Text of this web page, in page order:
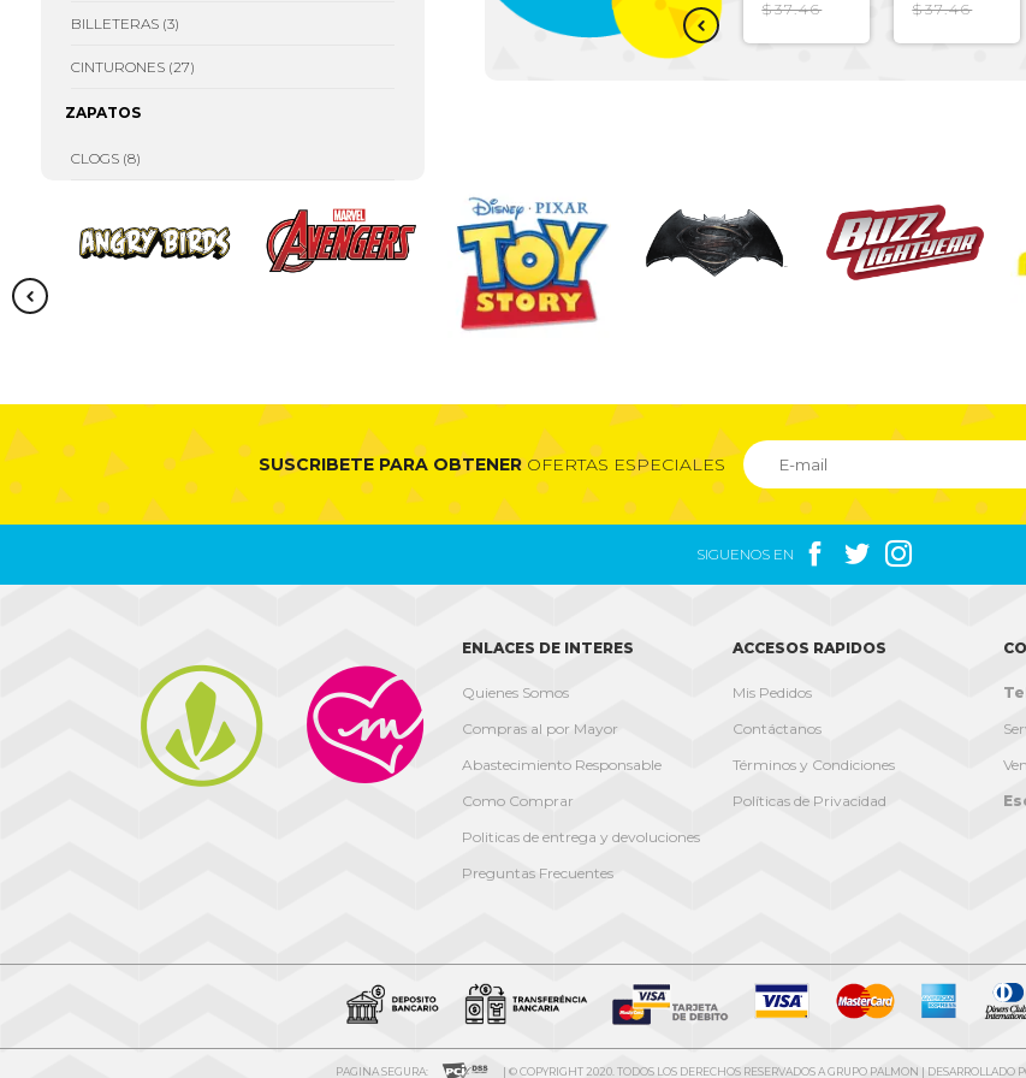
BILLETERAS (3)
CINTURONES (27)
ZAPATOS
CLOGS (8)
TURQUEZA
LEAGUE
NEGRO
ROJO
$37.46
ASSEMBLE
$37.46
SUSCRIBETE PARA OBTENEROFERTAS ESPECIALES
SIGUENOS EN   
 
ENLACES DE INTERES
Quienes Somos
Compras al por Mayor
Abastecimiento Responsable
Como Comprar
Politicas de entrega y devoluciones
Preguntas Frecuentes
ACCESOS RAPIDOS
Mis Pedidos
Contáctanos
Términos y Condiciones
Políticas de Privacidad
PAGINA SEGURA: | © COPYRIGHT 2020. TODOS LOS DERECHOS RESERVADOS A GRUPO PALMON | DESARROLLADO